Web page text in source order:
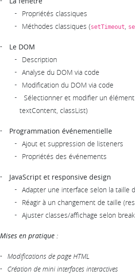
Propriétés classiques
Méthodes classiques (setTimeout
Le DOM
Description
Analyse du DOM via code
Modification du DOM via code
Sélectionner et modifier un
textContent, classList)
Programmation événementielle
Ajout et suppression de listeners
Propriétés des événements
JavaScript et responsive design
Adapter une interface selon la taille
Réagir à un changement de taille
Ajuster classes/affichage selon
Mises en pratique :
Modifications de page HTML
Création de mini interfaces interactives